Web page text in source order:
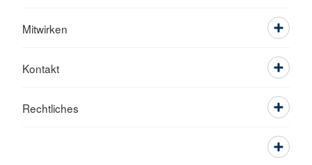
Mitwirken
Kontakt
Rechtliches